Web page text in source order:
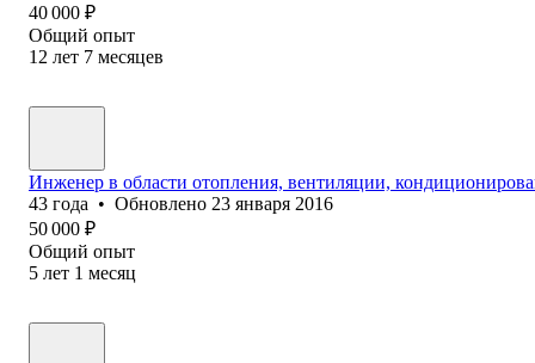
40 000 ₽
Общий опыт
12 лет 7 месяцев
Инженер в области отопления, вентиляции,
43 года • Обновлено 23 января 2016
50 000 ₽
Общий опыт
5 лет 1 месяц